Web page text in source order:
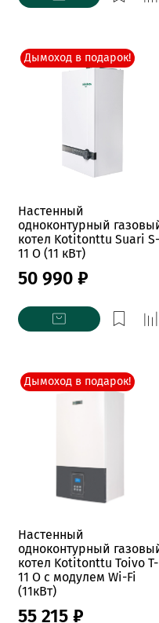
Дымоход в подарок!
Настенный
одноконтурный
котел Kotitonttu Suari S-
11 O (11 кВт)
50 990 ₽
Дымоход в подарок!
Настенный
одноконтурный
котел Kotitonttu Toivo T-
11 O с модулем Wi-Fi
(11кВт)
55 215 ₽